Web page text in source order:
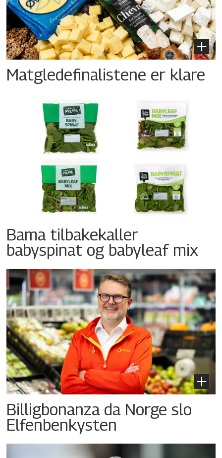
Matgledefinalistene er klare
Bama tilbakekaller
babyspinat og babyleaf mix
Billigbonanza da Norge slo
Elfenbenkysten